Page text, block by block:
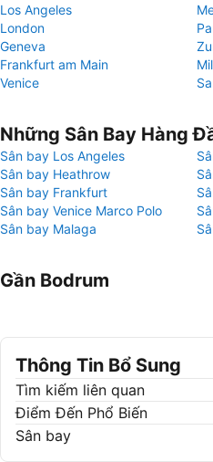
Los Angeles
London
Geneva
Frankfurt am Main
Venice
Những Sân Bay Hàng
Sân bay Los Angeles
Sân bay Heathrow
Sân bay Frankfurt
Sân bay Venice Marco Polo
Sân bay Malaga
Gần Bodrum
Thông Tin Bổ Sung
Tìm kiếm liên quan
Điểm Đến Phổ Biến
Sân bay